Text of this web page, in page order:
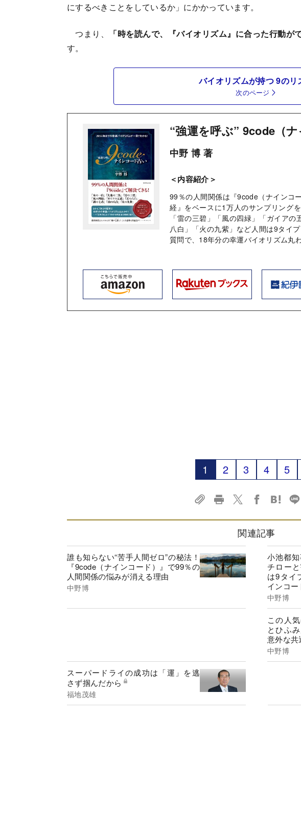
にするべきことをしているか」にかかっています。
つまり、 「時を読んで、『バイオリズム』に合った行動が
す。
バイオリズムが持つ 9のリ
次のページ
“強運を呼ぶ” 9code（
中野 博 著
＜内容紹介＞
99％の人間関係は『9code（ナインコ
経』をベースに1万人のサンプリング
「雷の三碧」「風の四緑」「ガイア
八白」「火の九紫」など人間は9タイ
質問で、18年分の幸運バイオリズム丸
1 2 3 4 5
関連記事
誰も知らない“苦手人間ゼロ”の秘法！
『9code（ナインコード）』で99％の
人間関係の悩みが消える理由
中野博
小池都
チロー
は9タイ
インコー
中野博
この人
とひふ
意外な共
中野博
スーパードライの成功は「運」を逃
さず掴んだから
福地茂雄